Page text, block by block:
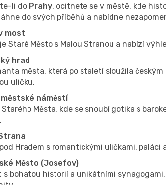
li do Prahy, ocitnete se v městě, kde
do svých příběhů a nabídne
most
Staré Město s Malou Stranou a nabízí
hrad
města, která po staletí sloužila
uličku.
náměstí
Starého Města, kde se snoubí gotika s
Hradem s romantickými uličkami, paláci
Město (Josefov)
s bohatou historií a unikátními